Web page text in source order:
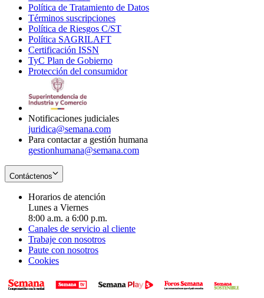
in
new
window
Política de Tratamiento de Datos
Términos suscripciones
in
Política de Riesgos C/ST
Política SAGRILAFT
new
window
Certificación ISSN
in
new
TyC Plan de Gobierno
in
Protección del consumidorOpens
Notificaciones judiciales
juridica@semana.com
Para contactar a gestión humana
gestionhumana@semana.com
Contáctenos
Horarios de atención
Lunes a Viernes
8:00 a.m. a 6:00 p.m.
Canales de servicio al cliente
Trabaje con nosotros
Paute con nosotros
Cookies